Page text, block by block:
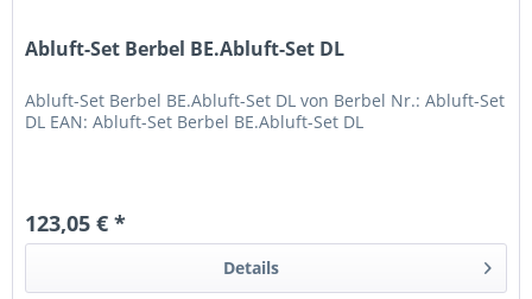
Abluft-Set Berbel BE.Abluft-Set DL
Abluft-Set Berbel BE.Abluft-Set DL von Berbel Nr.: Abluft-Set
DL EAN: Abluft-Set Berbel BE.Abluft-Set DL
123,05 € *
Details